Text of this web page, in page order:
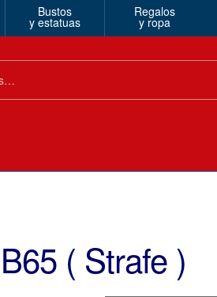
Bustos
y estatuas
Regalos
y ropa
( Strafe )